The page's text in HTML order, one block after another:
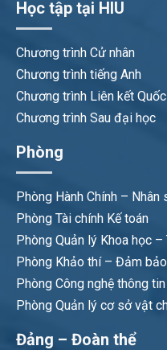
Học tập tại HIU
Chương trình Cử nhân
Chương trình tiếng Anh
Chương trình Liên kết
Chương trình Sau đại học
Phòng
Phòng Hành Chính – Nhân
Phòng Tài chính Kế toán
Phòng Quản lý Khoa học
Phòng Khảo thí – Đảm
Phòng Công nghệ thông tin
Phòng Quản lý cơ sở vật
Đảng – Đoàn thể